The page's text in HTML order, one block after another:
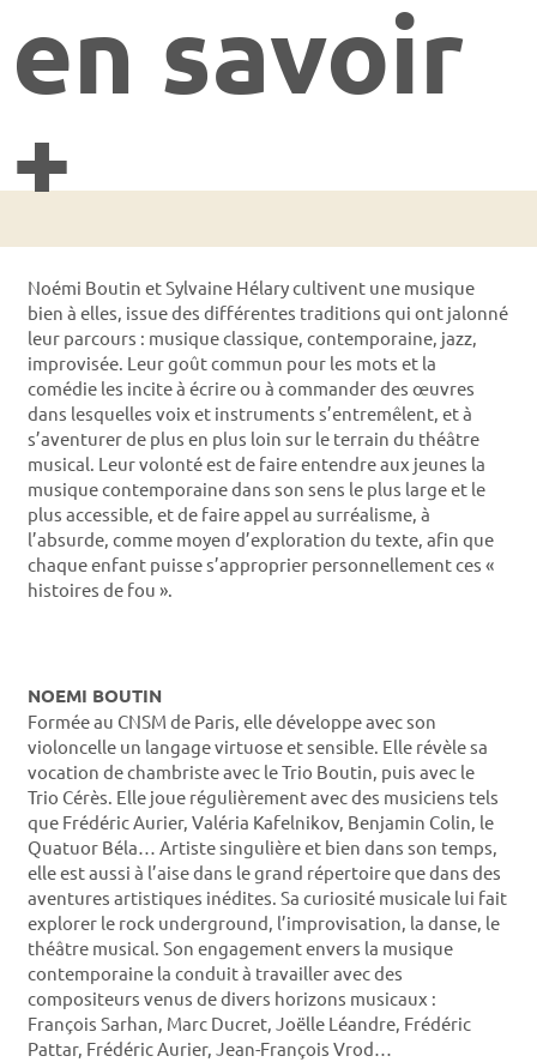
en savoir
+
Noémi Boutin et Sylvaine Hélary cultivent une musique
bien à elles, issue des différentes traditions qui ont jalonné
leur parcours : musique classique, contemporaine, jazz,
improvisée. Leur goût commun pour les mots et la
comédie les incite à écrire ou à commander des œuvres
dans lesquelles voix et instruments s’entremêlent, et à
s’aventurer de plus en plus loin sur le terrain du théâtre
musical. Leur volonté est de faire entendre aux jeunes la
musique contemporaine dans son sens le plus large et le
plus accessible, et de faire appel au surréalisme, à
l’absurde, comme moyen d’exploration du texte, afin que
chaque enfant puisse s’approprier personnellement ces «
histoires de fou ».
NOEMI BOUTIN
Formée au CNSM de Paris, elle développe avec son
violoncelle un langage virtuose et sensible. Elle révèle sa
vocation de chambriste avec le Trio Boutin, puis avec le
Trio Cérès. Elle joue régulièrement avec des musiciens tels
que Frédéric Aurier, Valéria Kafelnikov, Benjamin Colin, le
Quatuor Béla… Artiste singulière et bien dans son temps,
elle est aussi à l’aise dans le grand répertoire que dans des
aventures artistiques inédites. Sa curiosité musicale lui fait
explorer le rock underground, l’improvisation, la danse, le
théâtre musical. Son engagement envers la musique
contemporaine la conduit à travailler avec des
compositeurs venus de divers horizons musicaux :
François Sarhan, Marc Ducret, Joëlle Léandre, Frédéric
Pattar, Frédéric Aurier, Jean-François Vrod…